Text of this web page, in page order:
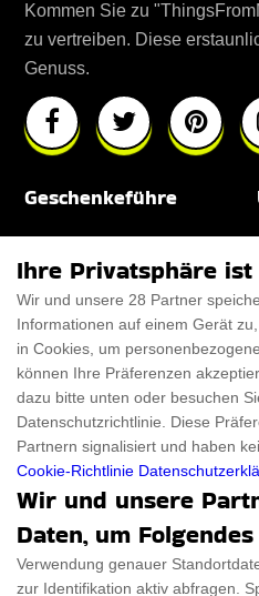
Kommen Sie zu
zu vertreiben. Diese
Genuss.
Geschenkeführe
Für Haustiere
ThanksGiving
Ein Produkt einreichen
Kontakt
Ein Produkt einreichen
Geschenkeführer
Ihre Privatsphäre
Wir und unsere 28 Partner
Informationen auf einem Gerät
in Cookies, um
können Ihre Präferenzen
dazu bitte unten oder besuchen
Datenschutzrichtlinie. Diese
Partnern signalisiert und haben
Cookie-Richtlinie
Wir und unsere
Daten, um
Verwendung genauer
zur Identifikation aktiv abfragen.